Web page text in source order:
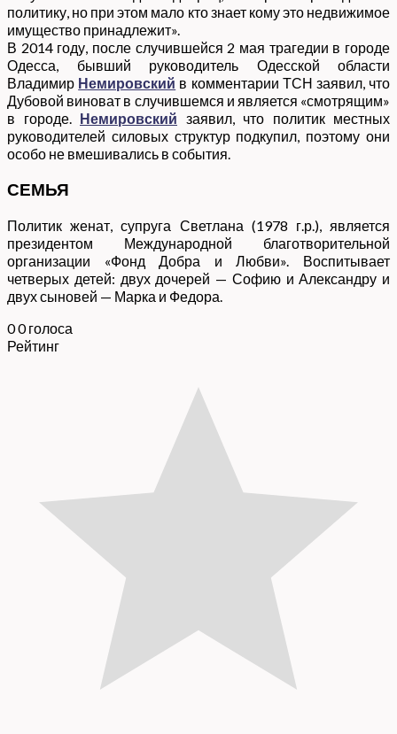
политику, но при этом мало кто знает кому это недвижимое
имущество принадлежит».
В 2014 году, после случившейся 2 мая трагедии в городе
Одесса, бывший руководитель Одесской области
Владимир Немировский в комментарии ТСН заявил, что
Дубовой виноват в случившемся и является «смотрящим»
в городе. Немировский заявил, что политик местных
руководителей силовых структур подкупил, поэтому они
особо не вмешивались в события.
СЕМЬЯ
Политик женат, супруга Светлана (1978 г.р.), является
президентом Международной благотворительной
организации «Фонд Добра и Любви». Воспитывает
четверых детей: двух дочерей — Софию и Александру и
двух сыновей — Марка и Федора.
00 голоса
Рейтинг